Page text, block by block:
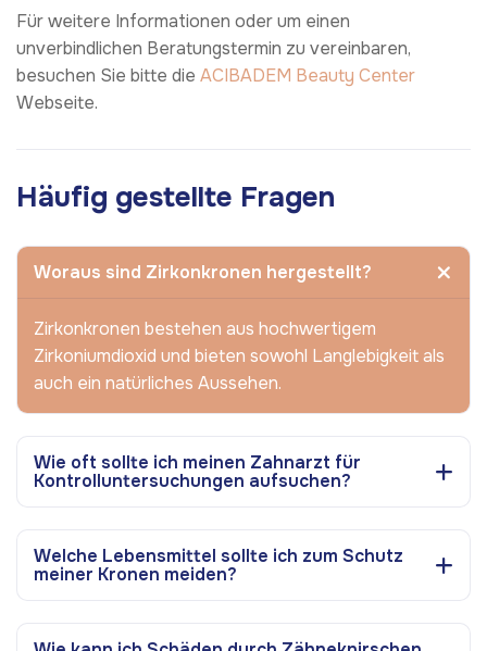
Für weitere Informationen oder um einen
unverbindlichen Beratungstermin zu vereinbaren,
besuchen Sie bitte die ACIBADEM Beauty Center
Webseite.
Häufig gestellte Fragen
Woraus sind Zirkonkronen hergestellt?
Zirkonkronen bestehen aus hochwertigem
Zirkoniumdioxid und bieten sowohl Langlebigkeit als
auch ein natürliches Aussehen.
Wie oft sollte ich meinen Zahnarzt für
Kontrolluntersuchungen aufsuchen?
Welche Lebensmittel sollte ich zum Schutz
meiner Kronen meiden?